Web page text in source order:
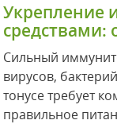
Укрепление
средствами:
Сильный
вирусов,
тонусе требует
правильное